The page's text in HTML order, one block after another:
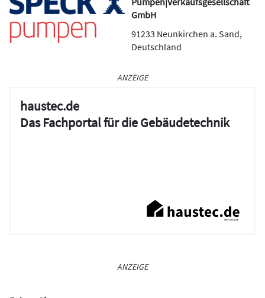
GmbH
91233 Neunkirchen a. Sand,
Deutschland
ANZEIGE
haustec.de
Das Fachportal für die Gebäudetechnik
ANZEIGE